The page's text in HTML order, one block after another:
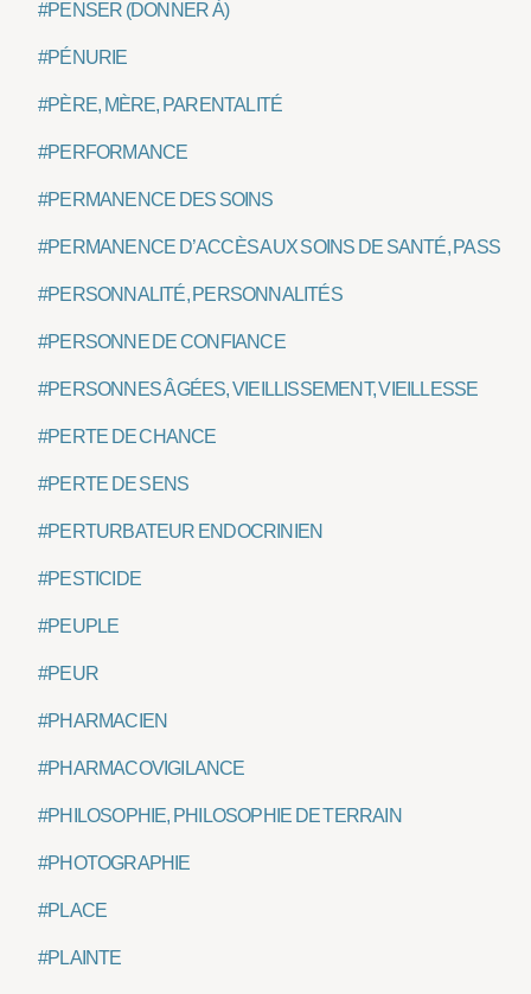
#PENSER (DONNER À)
#PÉNURIE
#PÈRE, MÈRE, PARENTALITÉ
#PERFORMANCE
#PERMANENCE DES SOINS
#PERMANENCE D’ACCÈS AUX SOINS DE SANTÉ, PASS
#PERSONNALITÉ, PERSONNALITÉS
#PERSONNE DE CONFIANCE
#PERSONNES ÂGÉES, VIEILLISSEMENT, VIEILLESSE
#PERTE DE CHANCE
#PERTE DE SENS
#PERTURBATEUR ENDOCRINIEN
#PESTICIDE
#PEUPLE
#PEUR
#PHARMACIEN
#PHARMACOVIGILANCE
#PHILOSOPHIE, PHILOSOPHIE DE TERRAIN
#PHOTOGRAPHIE
#PLACE
#PLAINTE